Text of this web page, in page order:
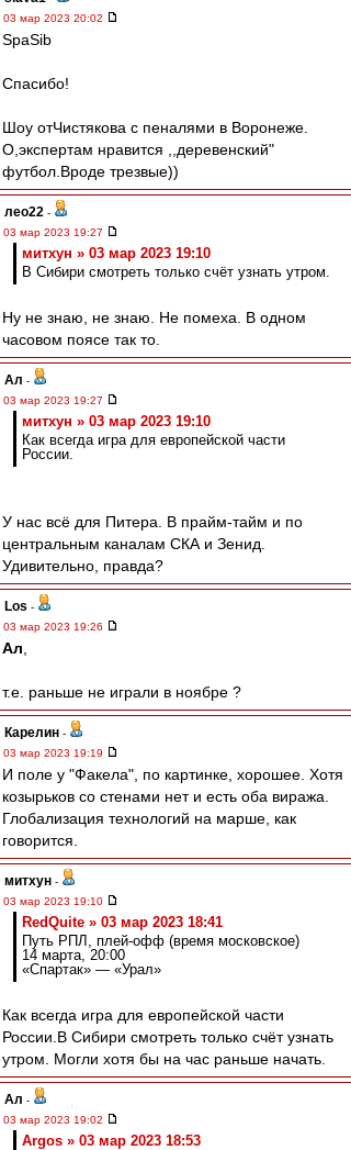
03 мар 2023 20:02
SpaSib
Спасибо!
Шоу отЧистякова с пеналями в Воронеже.
О,экспертам нравится ,,деревенский"
футбол.Вроде трезвые))
лео22 -
03 мар 2023 19:27
митхун » 03 мар 2023 19:10
В Сибири смотреть только счёт узнать утром.
Ну не знаю, не знаю. Не помеха. В одном
часовом поясе так то.
Ал -
03 мар 2023 19:27
митхун » 03 мар 2023 19:10
Как всегда игра для европейской части
России.
У нас всё для Питера. В прайм-тайм и по
центральным каналам СКА и Зенид.
Удивительно, правда?
Los -
03 мар 2023 19:26
Ал
т.е. раньше не играли в ноябре ?
Карелин -
03 мар 2023 19:19
И поле у "Факела", по картинке, хорошее. Хотя
козырьков со стенами нет и есть оба виража.
Глобализация технологий на марше, как
говорится.
митхун -
03 мар 2023 19:10
RedQuite » 03 мар 2023 18:41
Путь РПЛ, плей-офф (время московское)
14 марта, 20:00
«Спартак» — «Урал»
Как всегда игра для европейской части
России.В Сибири смотреть только счёт узнать
утром. Могли хотя бы на час раньше начать.
Ал -
03 мар 2023 19:02
Argos » 03 мар 2023 18:53